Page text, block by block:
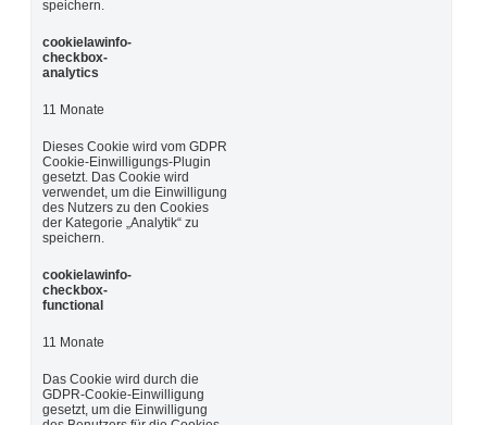
speichern.
cookielawinfo-
checkbox-
analytics
11 Monate
Dieses Cookie wird vom GDPR
Cookie-Einwilligungs-Plugin
gesetzt. Das Cookie wird
verwendet, um die Einwilligung
des Nutzers zu den Cookies
der Kategorie „Analytik“ zu
speichern.
cookielawinfo-
checkbox-
functional
11 Monate
Das Cookie wird durch die
GDPR-Cookie-Einwilligung
gesetzt, um die Einwilligung